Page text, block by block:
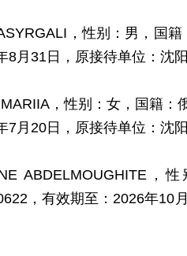
，性别：男，国籍
月31日，原接待单位：沈
，性别：女，国籍：
月20日，原接待单位：沈
ABDELMOUGHITE，
，有效期至：2026年10